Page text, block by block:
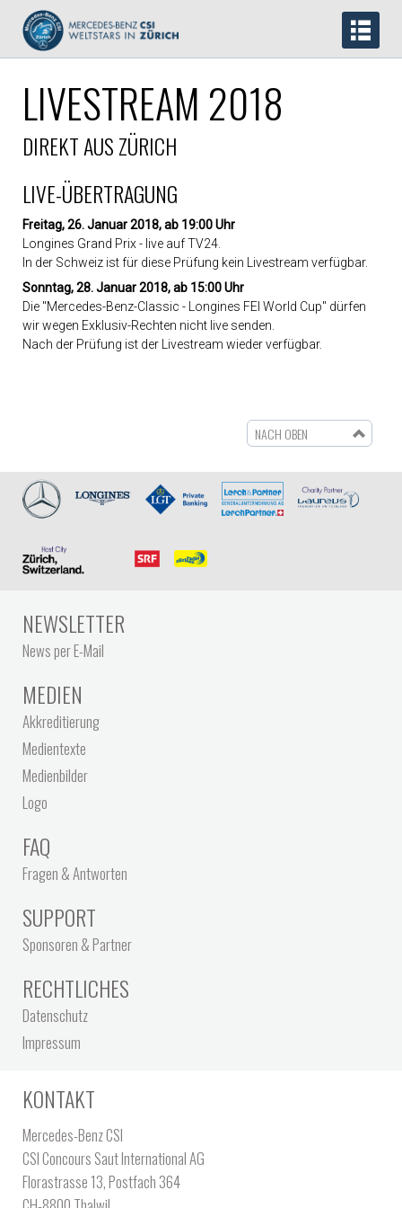
LIVESTREAM 2018
DIREKT AUS ZÜRICH
LIVE-ÜBERTRAGUNG
Freitag, 26. Januar 2018, ab 19:00 Uhr
Longines Grand Prix - live auf TV24.
In der Schweiz ist für diese Prüfung kein Livestream verfügbar.
Sonntag, 28. Januar 2018, ab 15:00 Uhr
Die "Mercedes-Benz-Classic - Longines FEI World Cup" dürfen
wir wegen Exklusiv-Rechten nicht live senden.
Nach der Prüfung ist der Livestream wieder verfügbar.
NACH OBEN
NEWSLETTER
News per E-Mail
MEDIEN
Akkreditierung
Medientexte
Medienbilder
Logo
FAQ
Fragen & Antworten
SUPPORT
Sponsoren & Partner
RECHTLICHES
Datenschutz
Impressum
KONTAKT
Mercedes-Benz CSI
CSI Concours Saut International AG
Florastrasse 13, Postfach 364